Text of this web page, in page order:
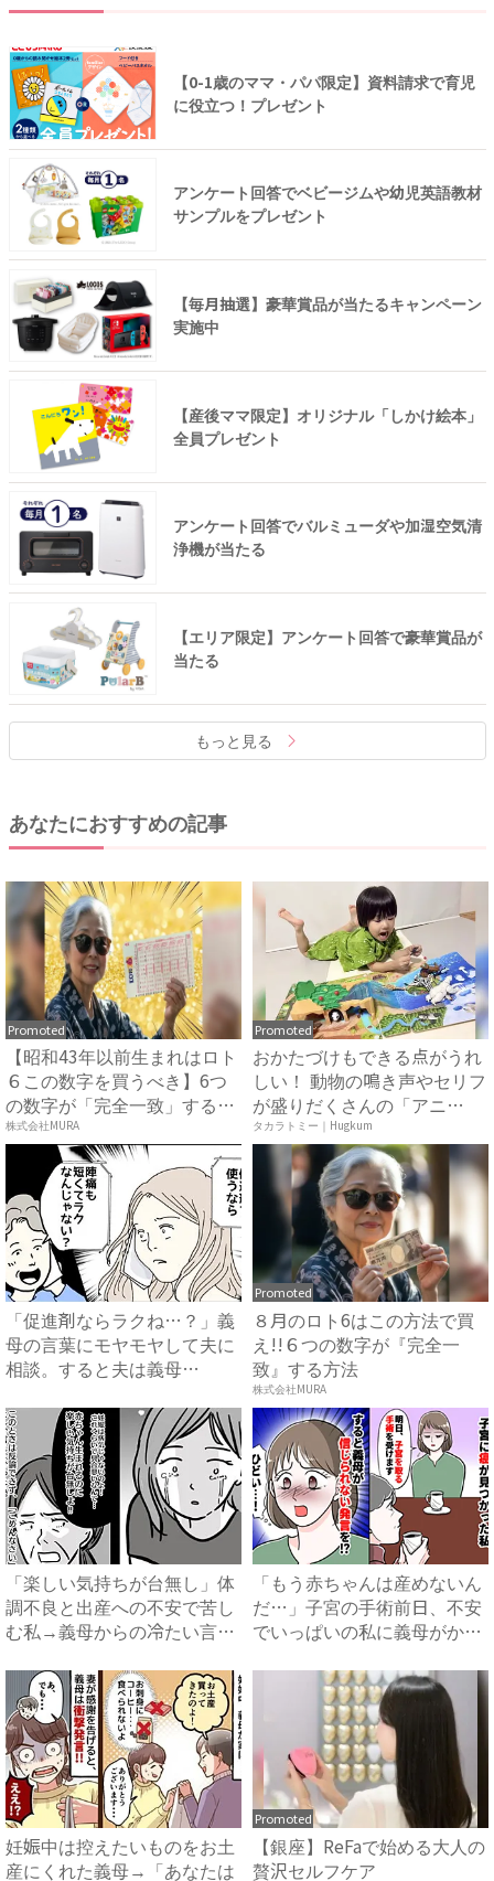
【0-1歳のママ・パパ限定】資料請求で育児
に役立つ！プレゼント
アンケート回答でベビージムや幼児英語教材
サンプルをプレゼント
【毎月抽選】豪華賞品が当たるキャンペーン
実施中
【産後ママ限定】オリジナル「しかけ絵本」
全員プレゼント
アンケート回答でバルミューダや加湿空気清
浄機が当たる
【エリア限定】アンケート回答で豪華賞品が
当たる
もっと見る
あなたにおすすめの記事
Promoted
【昭和43年以前生まれはロト
６この数字を買うべき】6つ
の数字が「完全一致」する
方...
株式会社MURA
Promoted
おかたづけもできる点がうれ
しい！ 動物の鳴き声やセリフ
が盛りだくさんの「アニ
ア ...
タカラトミー｜Hugkum
「促進剤ならラクね…？」義
母の言葉にモヤモヤして夫に
相談。すると夫は義母
Promoted
８月のロト6はこの方法で買
え!!６つの数字が『完全一
致』する方法
株式会社MURA
「楽しい気持ちが台無し」体
調不良と出産への不安で苦し
む私→義母からの冷たい言葉
「もう赤ちゃんは産めないん
だ…」子宮の手術前日、不安
でいっぱいの私に義母がかけ
妊娠中は控えたいものをお土
産にくれた義母→「あなたは
Promoted
【銀座】ReFaで始める大人の
贅沢セルフケア